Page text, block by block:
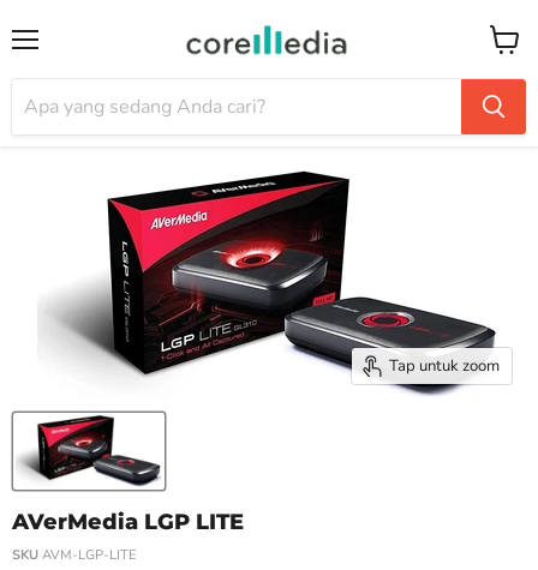
Tap untuk zoom
AVerMedia LGP LITE
SKU AVM-LGP-LITE